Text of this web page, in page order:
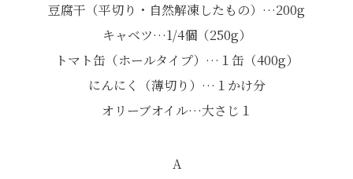
豆腐干（平切り・自然解凍したもの）…200g
キャベツ…1/4個（250g）
トマト缶（ホールタイプ）…１缶（400g）
にんにく（薄切り）…１かけ分
オリーブオイル…大さじ１
A